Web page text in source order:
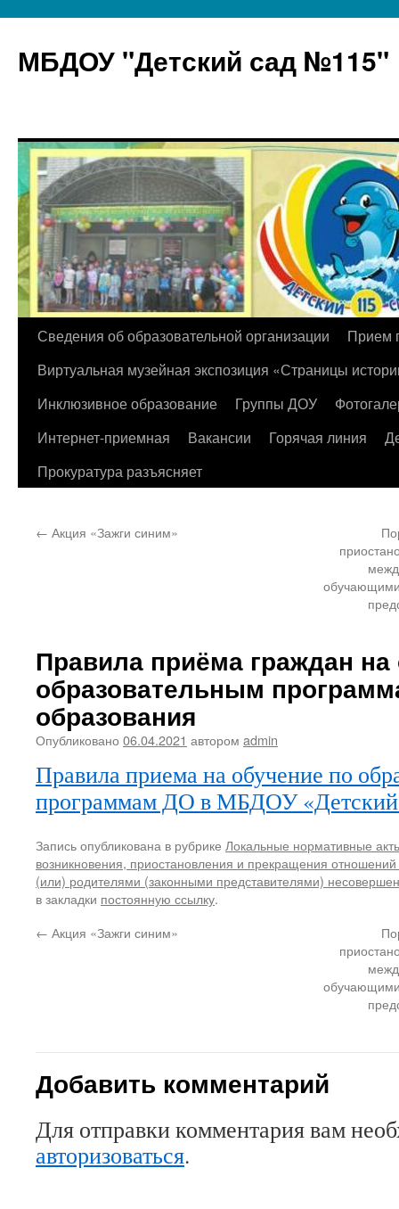
МБДОУ "Детский сад №115"
Перейти
содержимому
Сведения об образовательной организации
Прием
Виртуальная музейная экспозиция «Страницы
Инклюзивное образование
Группы ДОУ
Интернет-приемная
Вакансии Горячая линия
Прокуратура разъясняет
← Акция «Зажги синим»
Правила приёма граждан на
образовательным
образования
Опубликовано 06.04.2021 автором admin
Правила приема на обучение по
программам ДО в МБДОУ
Запись опубликована в рубрике Локальные нормативные
возникновения, приостановления и прекращения
(или) родителями (законными представителями)
в закладки постоянную ссылку.
← Акция «Зажги синим»
Добавить комментарий
Для отправки комментария вам
авторизоваться.